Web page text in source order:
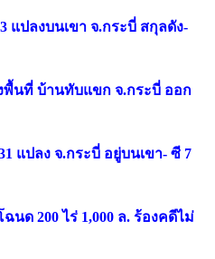
แปลงบนเขา จ.กระบี่ สกุลดัง-
พื้นที่ บ้านทับแขก จ.กระบี่ ออก
แปลง จ.กระบี่ อยู่บนเขา- ซี 7
ฉนด 200 ไร่ 1,000 ล. ร้องคดีไม่